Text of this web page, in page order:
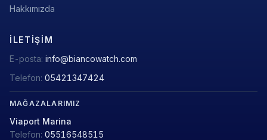
Hakkımızda
İLETIŞIM
E-posta: info@biancowatch.com
Telefon: 05421347424
MAĞAZALARIMIZ
Viaport Marina
Telefon: 05516548515